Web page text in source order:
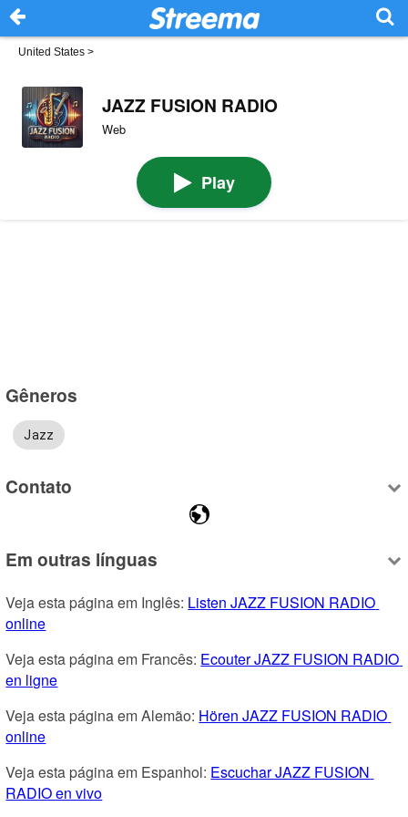
United States >
JAZZ FUSION RADIO
Web
Play
Gêneros
Jazz
Contato
Em outras línguas
Veja esta página em Inglês: Listen JAZZ FUSION RADIO
online
Veja esta página em Francês: Ecouter JAZZ FUSION RADIO
en ligne
Veja esta página em Alemão: Hören JAZZ FUSION RADIO
online
Veja esta página em Espanhol: Escuchar JAZZ FUSION
RADIO en vivo